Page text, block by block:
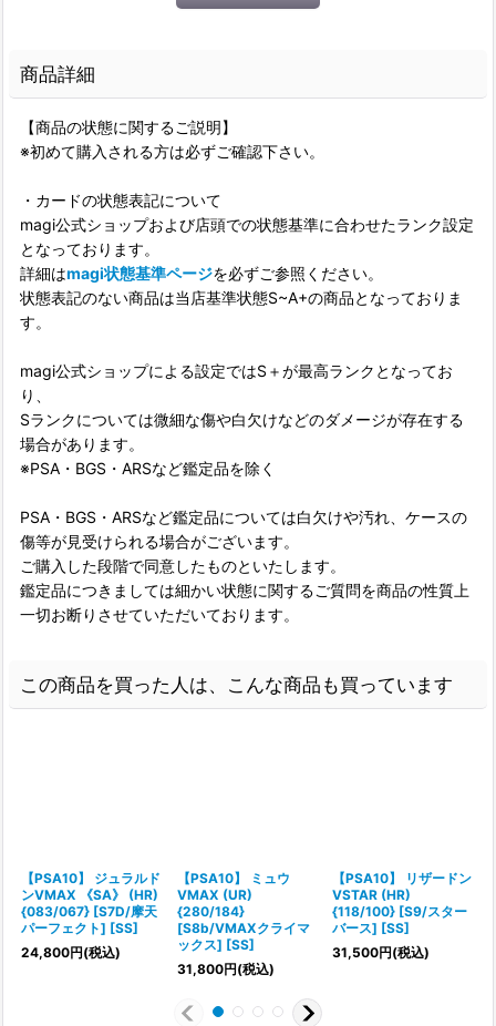
商品詳細
【商品の状態に関するご説明】
※初めて購入される方は必ずご確認下さい。
・カードの状態表記について
magi公式ショップおよび店頭での状態基準に合わせたランク設定
となっております。
詳細はmagi状態基準ページを必ずご参照ください。
状態表記のない商品は当店基準状態S~A+の商品となっておりま
す。
magi公式ショップによる設定ではS＋が最高ランクとなってお
り、
Sランクについては微細な傷や白欠けなどのダメージが存在する
場合があります。
※PSA・BGS・ARSなど鑑定品を除く
PSA・BGS・ARSなど鑑定品については白欠けや汚れ、ケースの
傷等が見受けられる場合がございます。
ご購入した段階で同意したものといたします。
鑑定品につきましては細かい状態に関するご質問を商品の性質上
一切お断りさせていただいております。
この商品を買った人は、こんな商品も買っています
【PSA10】 ジュラルド
ンVMAX 《SA》 (HR)
{083/067} [S7D/摩天
パーフェクト] [SS]
24,800円(税込)
【PSA10】 ミュウ
VMAX (UR)
{280/184}
[S8b/VMAXクライマ
ックス] [SS]
31,800円(税込)
【PSA10】 リザードン
VSTAR (HR)
{118/100} [S9/スター
バース] [SS]
31,500円(税込)